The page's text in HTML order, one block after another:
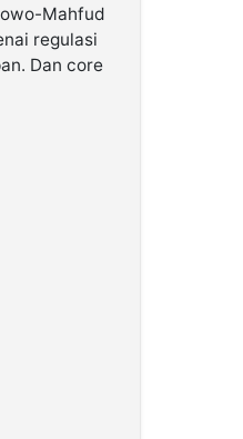
Mahfud
regulasi
Dan core